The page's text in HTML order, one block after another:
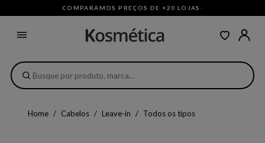
COMPARAMOS PREÇOS DE +20 LOJAS ·
Home Cabelos Leave-in Todos os tipos